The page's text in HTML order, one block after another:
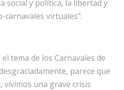
social y política, la libertad y
virtuales”.
tema de los Carnavales de
parece que
vivimos una grave crisis